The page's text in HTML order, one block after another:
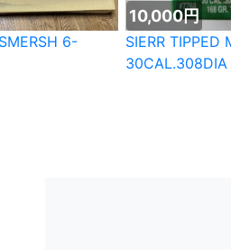
6-
10,000円
SIERR TIPPED
30CAL.308DIA